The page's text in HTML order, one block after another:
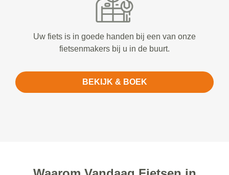
Uw fiets is in goede handen bij een van onze
fietsenmakers bij u in de buurt.
BEKIJK & BOEK